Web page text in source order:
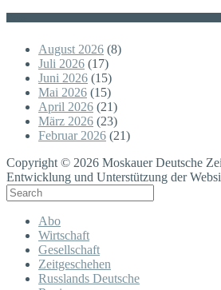
August 2026 (8)
Juli 2026 (17)
Juni 2026 (15)
Mai 2026 (15)
April 2026 (21)
März 2026 (23)
Februar 2026 (21)
Copyright © 2026 Moskauer Deutsche
Entwicklung und Unterstützung der
Abo
Wirtschaft
Gesellschaft
Zeitgeschehen
Russlands Deutsche